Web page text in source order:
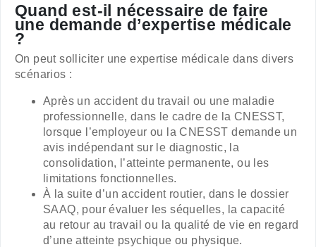
Quand est-il nécessaire de faire
une demande d’expertise médicale
?
On peut solliciter une expertise médicale dans divers
scénarios :
Après un accident du travail ou une maladie
professionnelle, dans le cadre de la CNESST,
lorsque l’employeur ou la CNESST demande un
avis indépendant sur le diagnostic, la
consolidation, l’atteinte permanente, ou les
limitations fonctionnelles.
À la suite d’un accident routier, dans le dossier
SAAQ, pour évaluer les séquelles, la capacité
au retour au travail ou la qualité de vie en regard
d’une atteinte psychique ou physique.